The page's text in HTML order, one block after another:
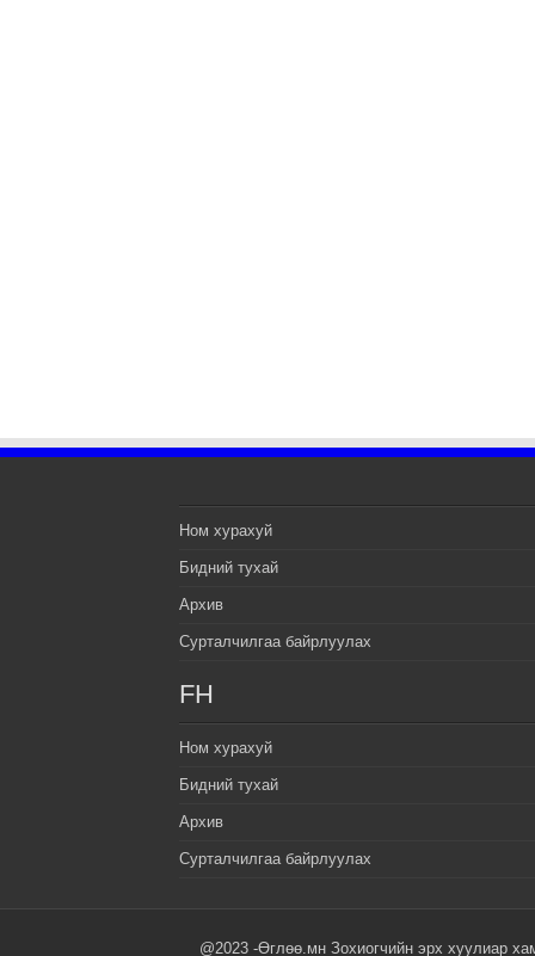
Ном хурахуй
Бидний тухай
Архив
Сурталчилгаа байрлуулах
FH
Ном хурахуй
Бидний тухай
Архив
Сурталчилгаа байрлуулах
@2023 -Өглөө.мн Зохиогчийн эрх хуулиар